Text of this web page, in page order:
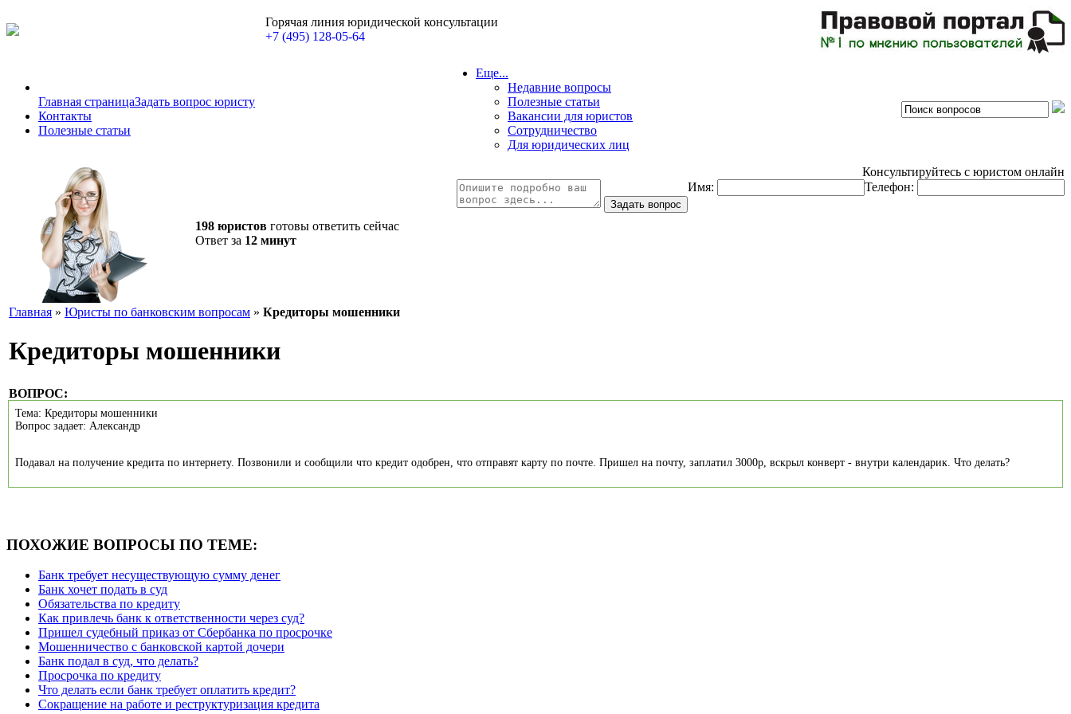
Горячая линия юридической консультации
+7 (495) 128-05-64
Главная страницаЗадать вопрос юристу
Контакты
Полезные статьи
Еще...
Недавние вопросы
Полезные статьи
Вакансии для юристов
Сотрудничество
Для юридических лиц
198 юристов готовы ответить сейчас
Ответ за 12 минут
Консультируйтесь с юристом онлайн
Имя:
Телефон:
Главная » Юристы по банковским вопросам » Кредиторы мошенники
Кредиторы мошенники
ВОПРОС:
Тема: Кредиторы мошенники
Вопрос задает: Александр
Подавал на получение кредита по интернету. Позвонили и сообщили что кредит одобрен, что отправят карту по почте. Пришел на почту, заплатил 3000р, вскрыл конверт - внутри календарик. Что делать?
ПОХОЖИЕ ВОПРОСЫ ПО ТЕМЕ:
Банк требует несуществующую сумму денег
Банк хочет подать в суд
Обязательства по кредиту
Как привлечь банк к ответственности через суд?
Пришел судебный приказ от Сбербанка по просрочке
Мошенничество с банковской картой дочери
Банк подал в суд, что делать?
Просрочка по кредиту
Что делать если банк требует оплатить кредит?
Сокращение на работе и реструктуризация кредита